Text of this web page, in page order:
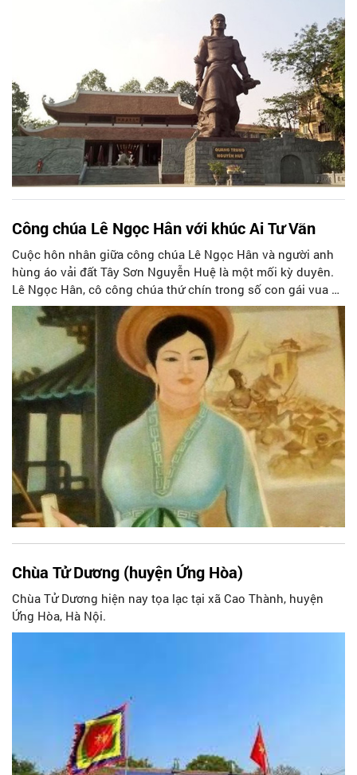
Công chúa Lê Ngọc Hân với khúc Ai Tư Vãn
Cuộc hôn nhân giữa công chúa Lê Ngọc Hân và người anh
hùng áo vải đất Tây Sơn Nguyễn Huệ là một mối kỳ duyên.
Lê Ngọc Hân, cô công chúa thứ chín trong số con gái vua Lê
Cảnh Hưng (1740-1786) đã trở thành một nhân vật lịch sử và
văn học mà tên tuổi sẽ còn mãi bên cạnh tên tuổi Quang
Trung Nguyễn Huệ, người có công khai thông nền thống
nhất đất nước sau hơn 200 năm bị phân chia thời Trịnh -
Nguyễn, đánh tan 29 vạn quân Thanh xâm lược, giữ vững
nền độc lập dân tộc, kiến lập vương triều Tây Sơn, tạo dựng
một nền chính trị, ngoại giao, một nền văn hóa mang dấu ấn
riêng khá rõ.
Chùa Tử Dương (huyện Ứng Hòa)
Chùa Tử Dương hiện nay tọa lạc tại xã Cao Thành, huyện
Ứng Hòa, Hà Nội.